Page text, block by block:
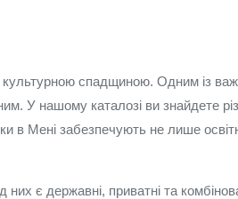
спадщиною. Одним із
У нашому каталозі ви знайдете
в Мені забезпечують не лише
них є державні, приватні та